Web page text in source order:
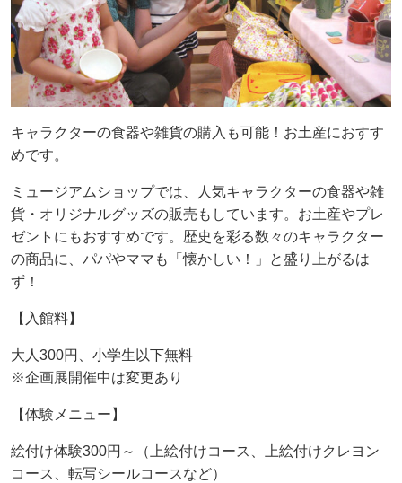
キャラクターの食器や雑貨の購入も可能！お土産におすす
めです。
ミュージアムショップでは、人気キャラクターの食器や雑
貨・オリジナルグッズの販売もしています。お土産やプレ
ゼントにもおすすめです。歴史を彩る数々のキャラクター
の商品に、パパやママも「懐かしい！」と盛り上がるは
ず！
【入館料】
大人300円、小学生以下無料
※企画展開催中は変更あり
【体験メニュー】
絵付け体験300円～（上絵付けコース、上絵付けクレヨン
コース、転写シールコースなど）